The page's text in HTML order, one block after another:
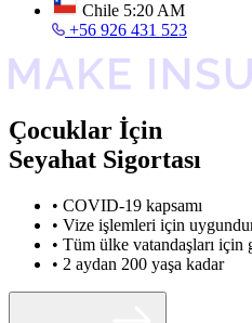
Chile 5:20 AM
+56 926 431 523
Çocuklar İçin
Seyahat Sigortası
• COVID-19 kapsamı
• Vize işlemleri için
• Tüm ülke vatandaşları için
• 2 aydan 200 yaşa kadar